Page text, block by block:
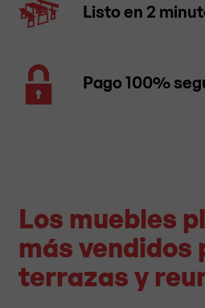
Listo en 2
Pago 100%
Los muebles
más vendidos
terrazas y